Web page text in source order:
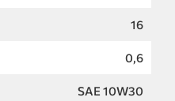
16
0,6
SAE 10W30